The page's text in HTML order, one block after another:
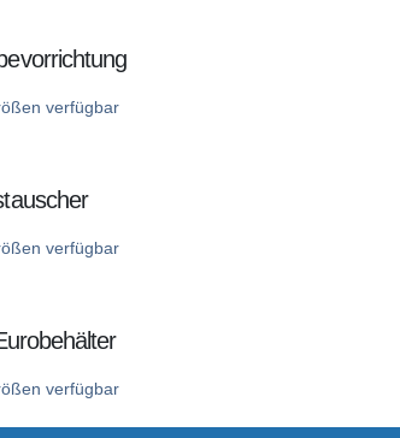
verfügbar
verfügbar
verfügbar